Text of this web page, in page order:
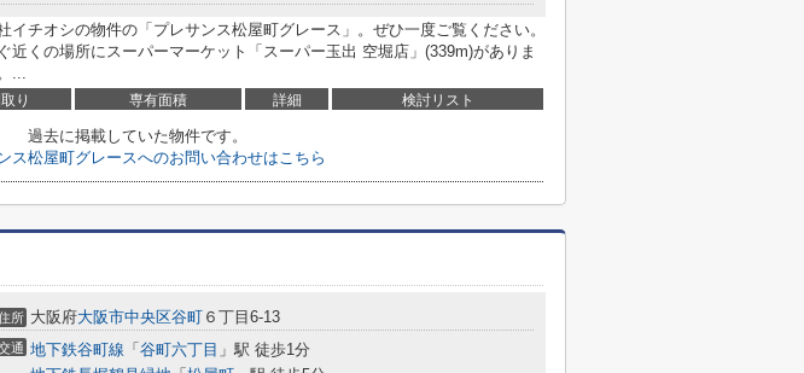
イチオシの物件の「プレサンス松屋町グレース」。ぜひ一度ご覧ください。
近くの場所にスーパーマーケット「スーパー玉出 空堀店」(339m)がありま
...
り 専有面積 詳細 検討リスト
過去に掲載していた物件です。
ス松屋町グレースへのお問い合わせはこちら
所 大阪府大阪市中央区谷町 ６丁目6-13
通 地下鉄谷町線 「 谷町六丁目 」駅 徒歩1分